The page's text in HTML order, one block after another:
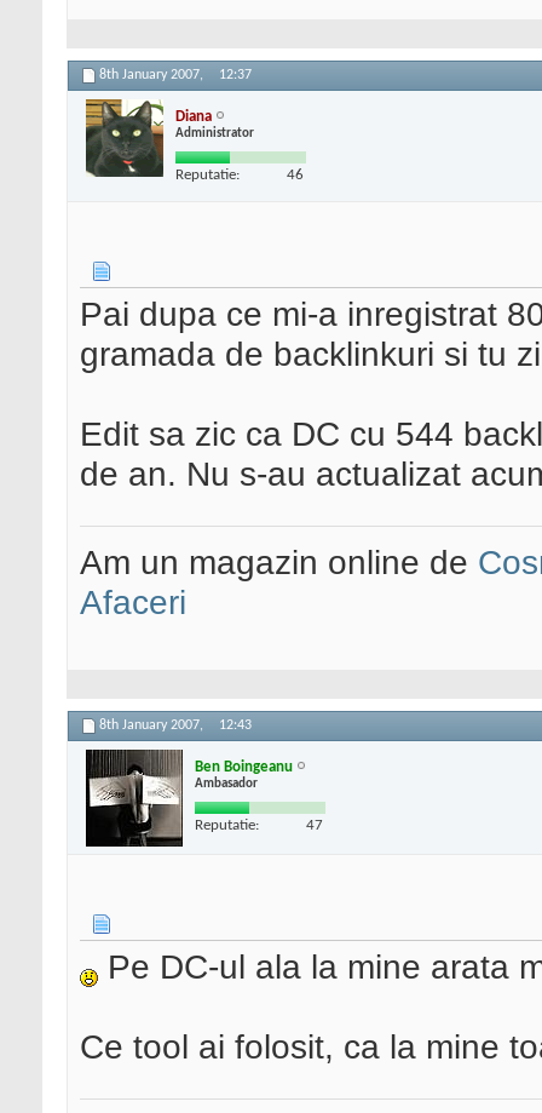
8th January 2007, 12:37
Diana
Administrator
Reputatie: 46
Pai dupa ce mi-a inregistrat
gramada de backlinkuri si tu
Edit sa zic ca DC cu 544
de an. Nu s-au actualizat
Am un magazin online de
Afaceri
8th January 2007, 12:43
Ben Boingeanu
Ambasador
Reputatie: 47
Pe DC-ul ala la mine arata
Ce tool ai folosit, ca la mine